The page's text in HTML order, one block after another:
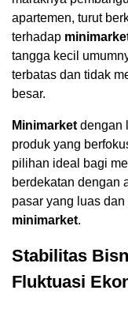
apartemen, turut
terhadap
tangga kecil
terbatas dan tidak
besar.
Minimarket dengan
produk yang
pilihan ideal bagi
berdekatan dengan
pasar yang luas
minimarket.
Stabilitas
Fluktuasi